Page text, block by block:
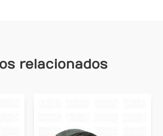
relacionados